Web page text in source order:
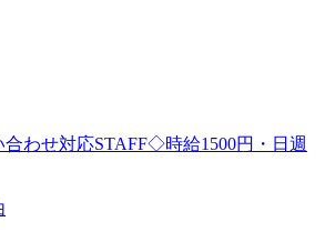
わせ対応STAFF◇時給1500円・日週